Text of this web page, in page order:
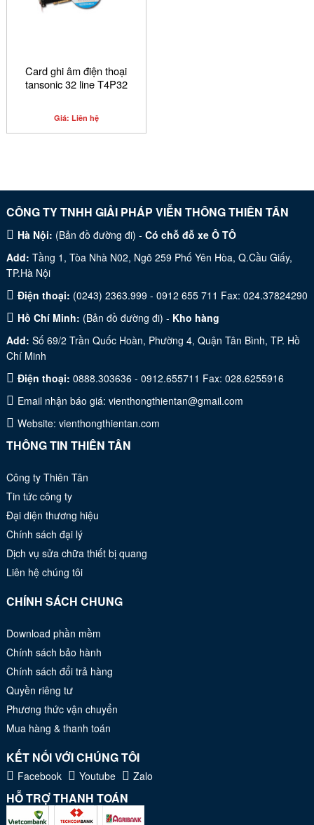
Card ghi âm điện thoại
tansonic 32 line T4P32
Giá: Liên hệ
CÔNG TY TNHH GIẢI PHÁP VIỄN THÔNG THIÊN TÂN
Hà Nội: (Bản đồ đường đi) - Có chỗ đỗ xe Ô TÔ
Add: Tầng 1, Tòa Nhà N02, Ngõ 259 Phố Yên Hòa, Q.Cầu Giấy,
TP.Hà Nội
Điện thoại: (0243) 2363.999 - 0912 655 711 Fax: 024.37824290
Hồ Chí Minh: (Bản đồ đường đi) - Kho hàng
Add: Số 69/2 Trần Quốc Hoàn, Phường 4, Quận Tân Bình, TP. Hồ
Chí Minh
Điện thoại: 0888.303636 - 0912.655711 Fax: 028.6255916
Email nhận báo giá: vienthongthientan@gmail.com
Website: vienthongthientan.com
THÔNG TIN THIÊN TÂN
Công ty Thiên Tân
Tin tức công ty
Đại diện thương hiệu
Chính sách đại lý
Dịch vụ sửa chữa thiết bị quang
Liên hệ chúng tôi
CHÍNH SÁCH CHUNG
Download phần mềm
Chính sách bảo hành
Chính sách đổi trả hàng
Quyền riêng tư
Phương thức vận chuyển
Mua hàng & thanh toán
KẾT NỐI VỚI CHÚNG TÔI
Facebook Youtube Zalo
HỖ TRỢ THANH TOÁN